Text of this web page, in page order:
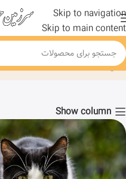
Skip to navigation
Skip to main content
Blogخانه نگهداری از سگ
Show column